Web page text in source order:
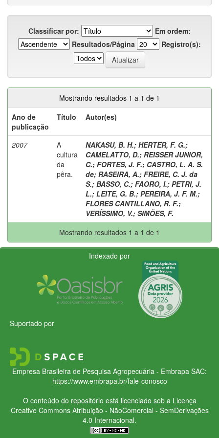
Classificar por:
Em ordem:
Resultados/Página
Registro(s):
Mostrando resultados 1 a 1 de 1
Ano de
publicação
Título Autor(es)
2007
A
cultura
da
pêra.
NAKASU, B. H.; HERTER, F. G.;
CAMELATTO, D.; REISSER JUNIOR,
C.; FORTES, J. F.; CASTRO, L. A. S.
de; RASEIRA, A.; FREIRE, C. J. da
S.; BASSO, C.; FAORO, I.; PETRI, J.
L.; LEITE, G. B.; PEREIRA, J. F. M.;
FLORES CANTILLANO, R. F.;
VERÍSSIMO, V.; SIMÕES, F.
Mostrando resultados 1 a 1 de 1
Indexado por
Suportado por
Empresa Brasileira de Pesquisa Agropecuária - Embrapa SAC:
https://www.embrapa.br/fale-conosco
O conteúdo do repositório está licenciado sob a Licença
Creative CommonsAtribuição - NãoComercial - SemDerivações
4.0 Internacional.